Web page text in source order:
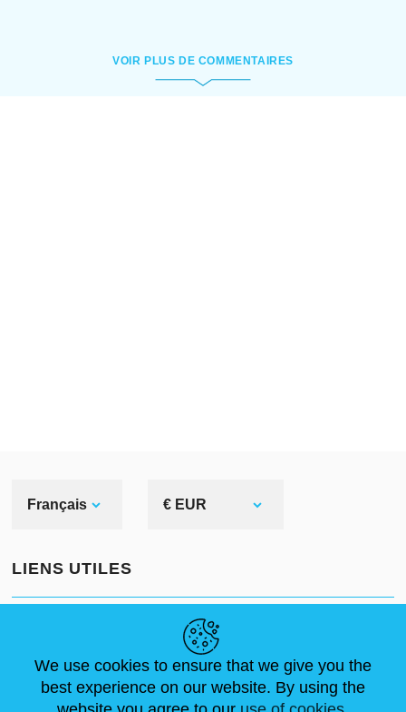
VOIR PLUS DE COMMENTAIRES
Français € EUR
LIENS UTILES
ABOUT USDIMENSIONS
NOUS CONTACTER
We use cookies to ensure that we give you the
best experience on our website. By using the